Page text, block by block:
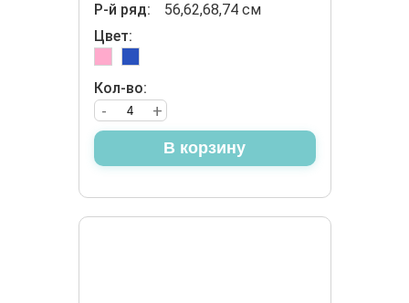
Р-й ряд:
56,62,68,74 см
Цвет:
Кол-во:
+
-
В корзину